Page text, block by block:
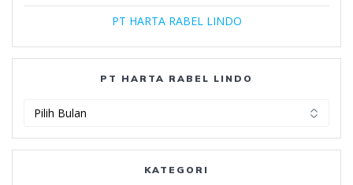
PT HARTA RABEL LINDO
PT HARTA RABEL LINDO
Rabel
Lindo
KATEGORI